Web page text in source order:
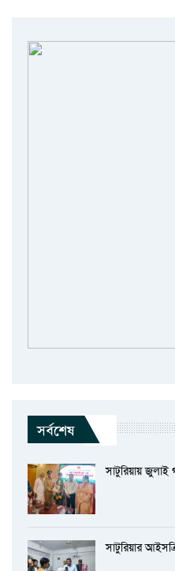
সর্বশেষ
সাটুরিয়ায় জুলাই
সাটুরিয়ার